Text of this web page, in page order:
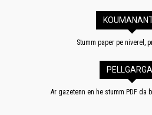
Stumm paper pe niverel,
Ar gazetenn en he stumm PDF da